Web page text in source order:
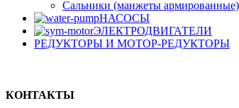
Сальники (манжеты армированные)
НАСОСЫ
ЭЛЕКТРОДВИГАТЕЛИ
РЕДУКТОРЫ И МОТОР-РЕДУКТОРЫ
КОНТАКТЫ